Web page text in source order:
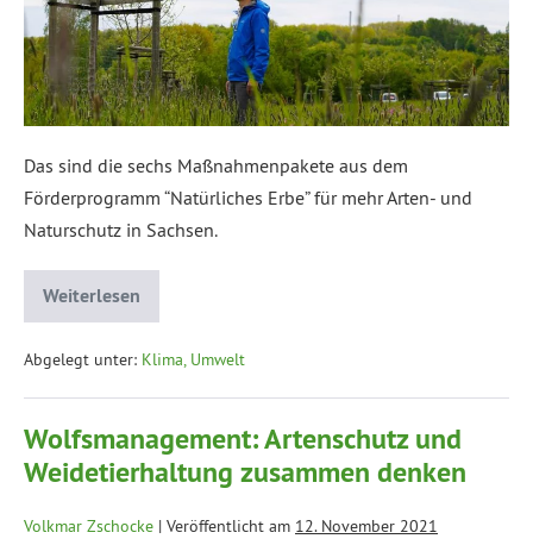
Das sind die sechs Maßnahmenpakete aus dem
Förderprogramm “Natürliches Erbe” für mehr Arten- und
Naturschutz in Sachsen.
Weiterlesen
Abgelegt unter: Klima, Umwelt
Wolfsmanagement: Artenschutz und
Weidetierhaltung zusammen denken
Volkmar Zschocke | Veröffentlicht am 12. November 2021